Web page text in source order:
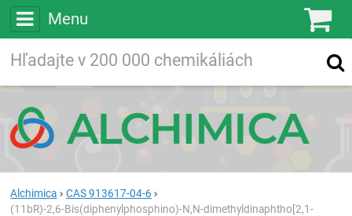
Menu
Vyhľadávanie
Alchimica
CAS 913617-04-6
(11bR)-2,6-Bis(diphenylphosphino)-N,N-dimethyldinaphtho[2,1-